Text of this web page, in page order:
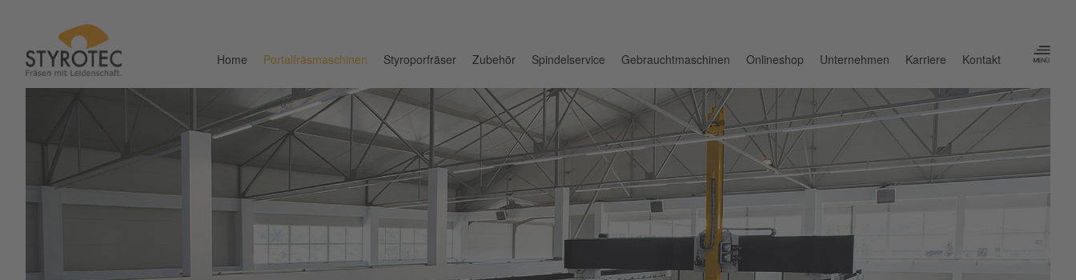
Home Portalfräsmaschinen Styroporfräser Zubehör Spindelservice Gebrauchtmaschinen Onlineshop Unternehmen Karriere Kontakt